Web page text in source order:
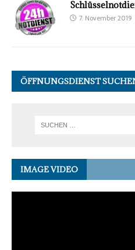
7. November 2019
ÖFFNUNGSDIENST
IMAGE VIDEO